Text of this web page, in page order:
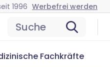
1996 Werbefrei werden
Suche
Fachkräfte